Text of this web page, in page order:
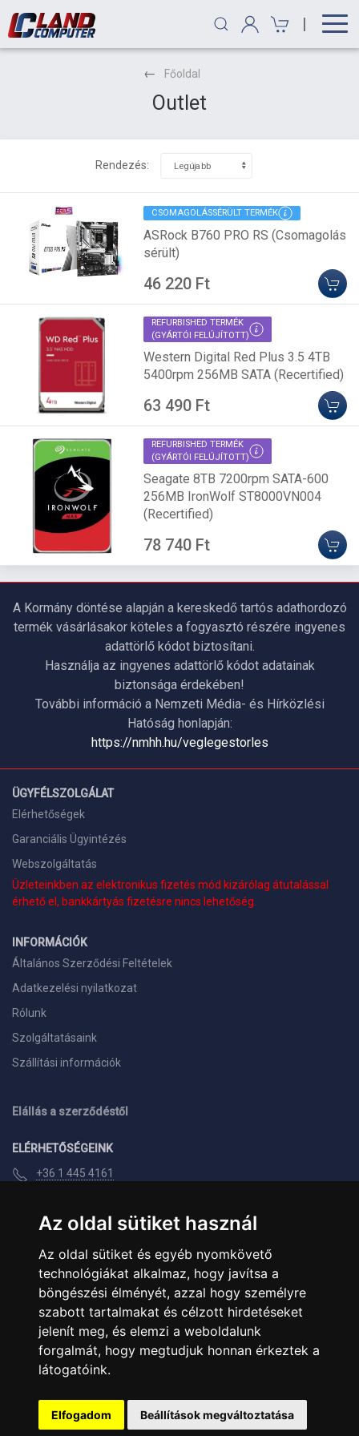
Az oldal sütiket használ
Az oldal sütiket és egyéb nyomkövető
technológiákat alkalmaz, hogy javítsa a
böngészési élményét, azzal hogy személyre
szabott tartalmakat és célzott hirdetéseket
jelenít meg, és elemzi a weboldalunk
forgalmát, hogy megtudjuk honnan érkeztek a
látogatóink.
Elfogadom Beállítások megváltoztatása
|
Főoldal
Outlet
Rendezés:
CSOMAGOLÁSSÉRÜLT TERMÉK
ASRock B760 PRO RS (Csomagolás
sérült)
46 220 Ft
REFURBISHED TERMÉK
(GYÁRTÓI FELÚJÍTOTT)
Western Digital Red Plus 3.5 4TB
5400rpm 256MB SATA (Recertified)
63 490 Ft
REFURBISHED TERMÉK
(GYÁRTÓI FELÚJÍTOTT)
Seagate 8TB 7200rpm SATA-600
256MB IronWolf ST8000VN004
(Recertified)
78 740 Ft
A Kormány döntése alapján a kereskedő tartós adathordozó
termék vásárlásakor köteles a fogyasztó részére ingyenes
adattörlő kódot biztosítani.
Használja az ingyenes adattörlő kódot adatainak
biztonsága érdekében!
További információ a Nemzeti Média- és Hírközlési
Hatóság honlapján:
https://nmhh.hu/veglegestorles
ÜGYFÉLSZOLGÁLAT
Elérhetőségek
Garanciális Ügyintézés
Webszolgáltatás
Üzleteinkben az elektronikus fizetés mód kizárólag átutalással
érhető el, bankkártyás fizetésre nincs lehetőség.
INFORMÁCIÓK
Általános Szerződési Feltételek
Adatkezelési nyilatkozat
Rólunk
Szolgáltatásaink
Szállítási információk
Elállás a szerződéstől
ELÉRHETŐSÉGEINK
+36 1 445 4161
info@landcomputer.hu
1148 Budapest, Nagy Lajos király útja 24.
Nyitvatartás és kapcsolat
PARTNEREINK
Árukereső.hu